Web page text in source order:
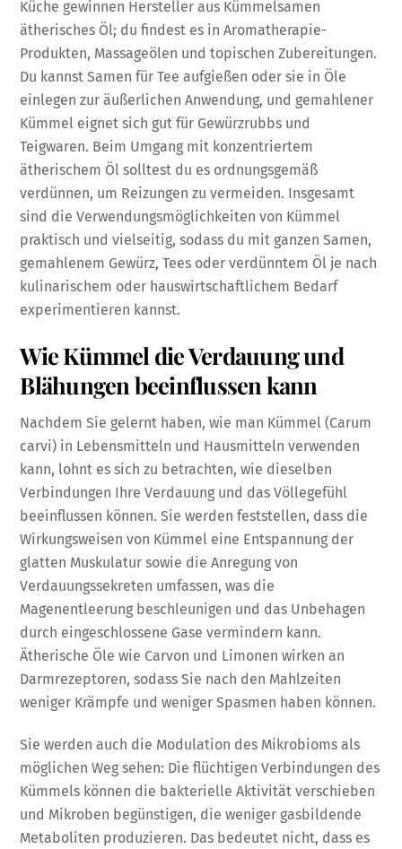
Küche gewinnen Hersteller aus Kümmelsamen
ätherisches Öl; du findest es in Aromatherapie-
Produkten, Massageölen und topischen Zubereitungen.
Du kannst Samen für Tee aufgießen oder sie in Öle
einlegen zur äußerlichen Anwendung, und gemahlener
Kümmel eignet sich gut für Gewürzrubbs und
Teigwaren. Beim Umgang mit konzentriertem
ätherischem Öl solltest du es ordnungsgemäß
verdünnen, um Reizungen zu vermeiden. Insgesamt
sind die Verwendungsmöglichkeiten von Kümmel
praktisch und vielseitig, sodass du mit ganzen Samen,
gemahlenem Gewürz, Tees oder verdünntem Öl je nach
kulinarischem oder hauswirtschaftlichem Bedarf
experimentieren kannst.
Wie Kümmel die Verdauung und
Blähungen beeinflussen kann
Nachdem Sie gelernt haben, wie man Kümmel (Carum
carvi) in Lebensmitteln und Hausmitteln verwenden
kann, lohnt es sich zu betrachten, wie dieselben
Verbindungen Ihre Verdauung und das Völlegefühl
beeinflussen können. Sie werden feststellen, dass die
Wirkungsweisen von Kümmel eine Entspannung der
glatten Muskulatur sowie die Anregung von
Verdauungssekreten umfassen, was die
Magenentleerung beschleunigen und das Unbehagen
durch eingeschlossene Gase vermindern kann.
Ätherische Öle wie Carvon und Limonen wirken an
Darmrezeptoren, sodass Sie nach den Mahlzeiten
weniger Krämpfe und weniger Spasmen haben können.
Sie werden auch die Modulation des Mikrobioms als
möglichen Weg sehen: Die flüchtigen Verbindungen des
Kümmels können die bakterielle Aktivität verschieben
und Mikroben begünstigen, die weniger gasbildende
Metaboliten produzieren. Das bedeutet nicht, dass es